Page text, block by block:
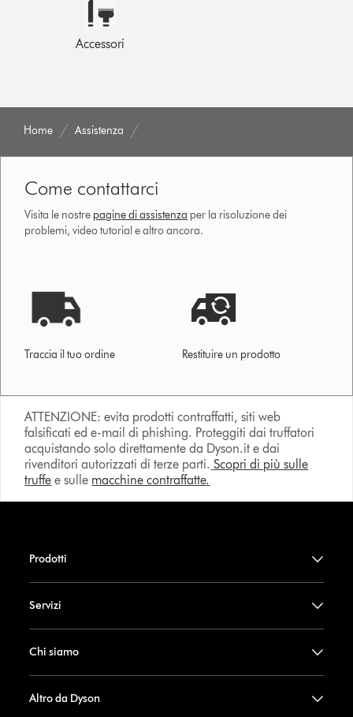
Accessori
Home Assistenza
Come contattarci
Visita le nostre pagine di assistenza per la risoluzione dei
problemi, video tutorial e altro ancora.
Traccia il tuo ordine Restituire un prodotto
ATTENZIONE: evita prodotti contraffatti, siti web
falsificati ed e-mail di phishing. Proteggiti dai truffatori
acquistando solo direttamente da Dyson.it e dai
rivenditori autorizzati di terze parti. Scopri di più sulle
truffe e sulle macchine contraffatte.
Prodotti
Servizi
Chi siamo
Altro da Dyson